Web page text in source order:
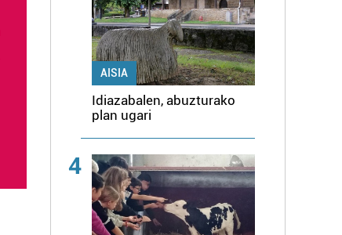
AISIA
Idiazabalen, abuzturako
plan ugari
4